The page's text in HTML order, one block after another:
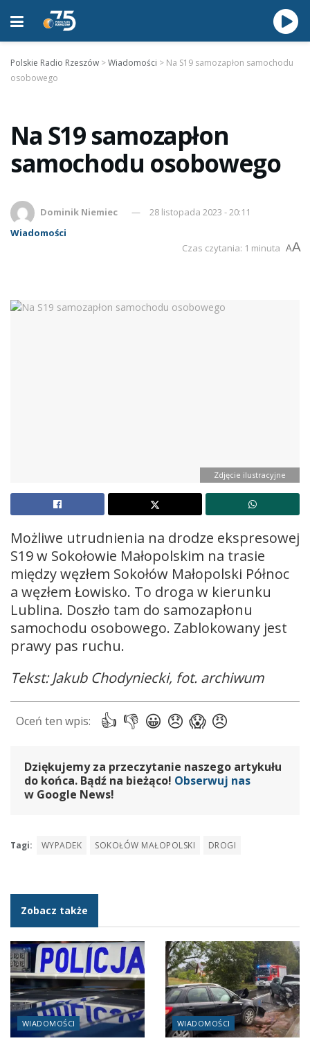
Polskie Radio Rzeszów >Wiadomości > Na S19 samozapłon samochodu
osobowego
Na S19 samozapłon
samochodu osobowego
Dominik Niemiec
28 listopada 2023 - 20:11
Wiadomości
Czas czytania: 1 minuta AA
Zdjęcie ilustracyjne
Możliwe utrudnienia na drodze ekspresowej
S19 w Sokołowie Małopolskim na trasie
między węzłem Sokołów Małopolski Północ
a węzłem Łowisko. To droga w kierunku
Lublina. Doszło tam do samozapłonu
samochodu osobowego. Zablokowany jest
prawy pas ruchu.
Tekst: Jakub Chodyniecki, fot. archiwum
Dziękujemy za przeczytanie naszego artykułu
do końca. Bądź na bieżąco! Obserwuj nas
w Google News!
Tagi: WYPADEK SOKOŁÓW MAŁOPOLSKI DROGI
Zobacz także
WIADOMOŚCI WIADOMOŚCI